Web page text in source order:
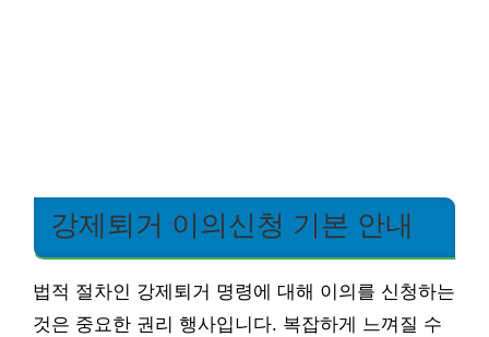
강제퇴거 이의신청 기본 안내
법적 절차인 강제퇴거 명령에 대해 이의를 신청하는
것은 중요한 권리 행사입니다. 복잡하게 느껴질 수